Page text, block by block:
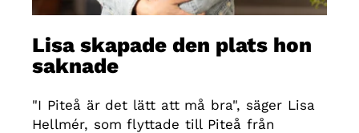
Lisa skapade den plats hon
saknade
"I Piteå är det lätt att må bra", säger Lisa
Hellmér, som flyttade till Piteå från